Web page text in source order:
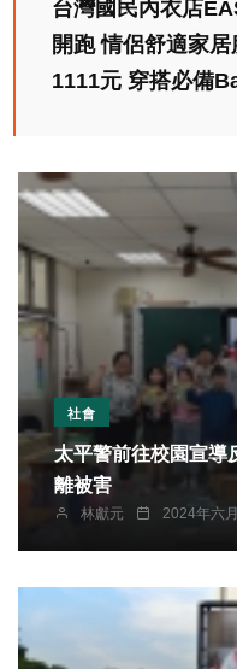
台灣國民內衣店
開跑 情侶舒適家
1111元 穿搭必備
社會
太平警前往校園宣導反霸
離被害
林獻元 2024年六